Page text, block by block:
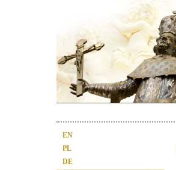
EN
PL
DE